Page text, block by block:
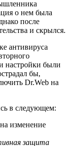
о нем была
после
и скрылся.
антивируса
настройки были
бы,
Dr.Web на
в следующем:
изменение
защита